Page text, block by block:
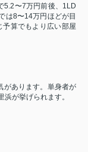
5.2〜7万円前後、1LD
は8〜14万円ほどが目
算でもより広い部屋
があります。単身者が
が挙げられます。